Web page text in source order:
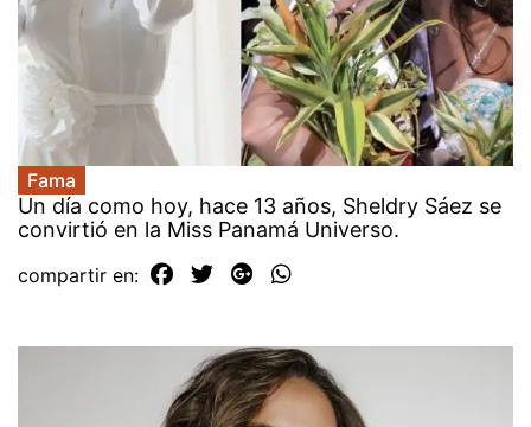
Fama
Un día como hoy, hace 13 años, Sheldry Sáez se
convirtió en la Miss Panamá Universo.
compartir en: